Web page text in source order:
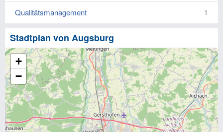
Qualitätsmanagement 1
Stadtplan von Augsburg
+
−